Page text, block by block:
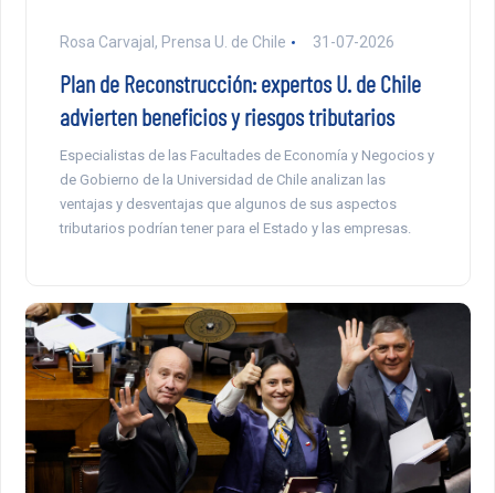
Rosa Carvajal, Prensa U. de Chile 31-07-2026
Plan de Reconstrucción: expertos U. de Chile
advierten beneficios y riesgos tributarios
Especialistas de las Facultades de Economía y Negocios y
de Gobierno de la Universidad de Chile analizan las
ventajas y desventajas que algunos de sus aspectos
tributarios podrían tener para el Estado y las empresas.